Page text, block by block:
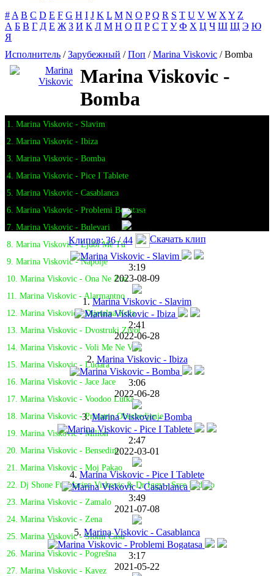
# A B C D E F G H I J K L M N O P Q R S T U V W X Y Z
А Б В Г Д Е Ж З И К Л М Н О П Р С Т У Ф Х Ц Ч Ш Щ Э Ю
Я
Исполнитель /Зарубежный /Поп /Marina Viskovic / Bomba
Marina Viskovic -
Bomba
1. Marina Viskovic - Slavim
2. Marina Viskovic - Ibiza
3. Marina Viskovic - Bomba
4. Marina Viskovic - Pice I Tablete
5. Marina Viskovic - Casablanca
6. Marina Viskovic - Problemi Bogatasa
7. Marina Viskovic - Bulevari
8. Marina Viskovic - Ljubi Me Tu
9. Marina Viskovic - Napolje
10. Marina Viskovic - Ona Ne Zna
11. Marina Viskovic - Alarmantno
12. Marina Viskovic - Dijetalna Kola
13. Marina Viskovic - Dvostruki Zivot
14. Marina Viskovic - Voli Me Ne Voli
15. Marina Viskovic - Ludara
16. Marina Viskovic - Jace Jace
17. Marina Viskovic - Voodoo Lutka
18. Marina Viskovic - Privatno Obezbedjenje
19. Marina Viskovic - Milion
20. Marina Viskovic - Bensedini
21. Marina Viskovic - Moj Pakao
22. Dj Shone Ft. Marina Viskovic & Dr Iggy - Srce Ledeno
23. Marina Viskovic - Zamalo
24. Marina Viskovic - Zena
25. Marina Viskovic - Slomi Casu
26. Marina Viskovic - Pogrešna
27. Marina Viskovic - Kavez
Клипов: 36 / 44 Скачать клип
3:19
2023-08-09
1.Marina Viskovic - Slavim
2:41
2022-06-28
2. Marina Viskovic - Ibiza
3:06
2022-06-28
3.Marina Viskovic - Bomba
2:47
2022-03-01
4. Marina Viskovic - Pice I Tablete
3:49
2021-07-08
5. Marina Viskovic - Casablanca
3:17
2021-05-22